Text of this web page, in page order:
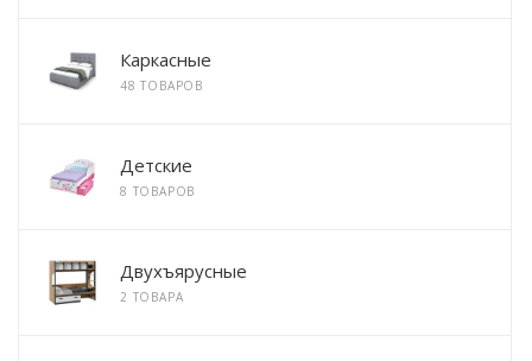
Каркасные
48 ТОВАРОВ
Детские
8 ТОВАРОВ
Двухъярусные
2 ТОВАРА